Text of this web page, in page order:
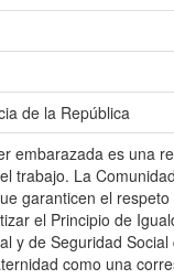
de la República
embarazada es una
trabajo. La
garanticen el
el Principio de
y de Seguridad
como una